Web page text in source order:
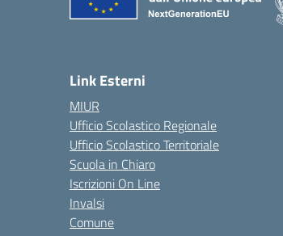
Link Esterni
MIUR
Ufficio Scolastico Regionale
Ufficio Scolastico Territoriale
Scuola in Chiaro
Iscrizioni On Line
Invalsi
Comune